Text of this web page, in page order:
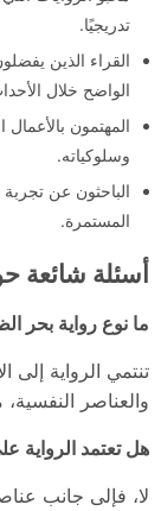
تدريجيًا.
القراء الذين
الواضح خلال
المهتمون
وسلوكياته.
الباحثون عن
المستمرة.
أسئلة شائعة
ما نوع رواية بحر
تنتمي الرواية
والعناصر
هل تعتمد الرواية
لا، فإلى جانب